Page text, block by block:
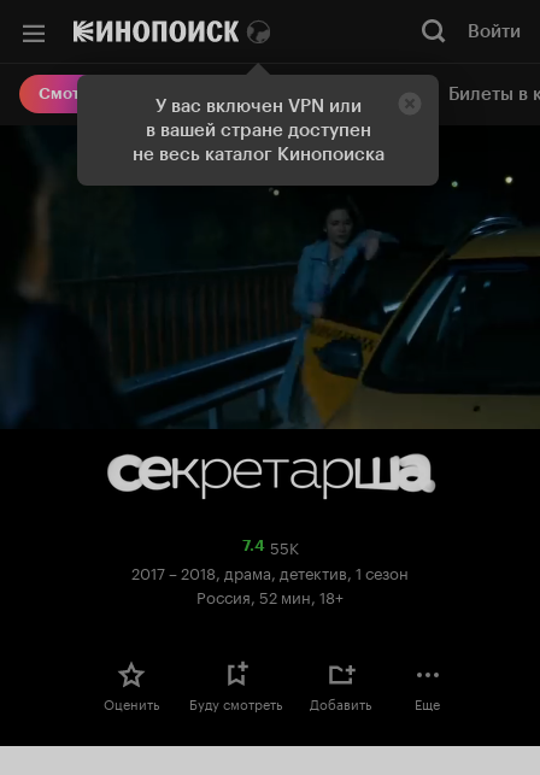
У вас включен VPN или
в вашей стране доступен
не весь каталог Кинопоиска
Войти
Смотреть кино Онлайн-кинотеатр Билеты в
7.4Рейтинг
7.4
55K
2017 – 2018, драма, детектив, 1 сезон
Россия, 52 мин, 18+
Оценить Буду смотреть Добавить Еще